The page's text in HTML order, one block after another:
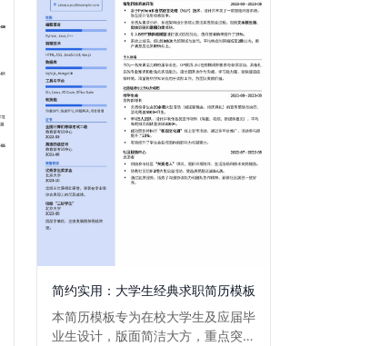
简约实用：大学生经典求职简历模板
本简历模板专为在校大学生及应届毕
业生设计，版面简洁大方，重点突出